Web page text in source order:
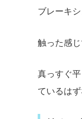
ブレーキ
触った感
真っすぐ
ているは